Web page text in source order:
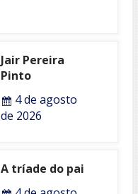
Jair Pereira
Pinto
4 de agosto
de 2026
A tríade do pai